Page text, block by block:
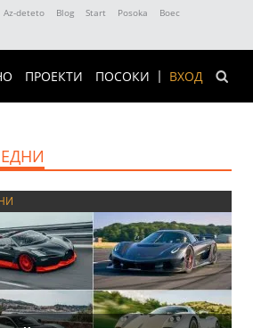
Az-deteto Blog Start Posoka
Boec
ВХОД
ПРОЕКТИ ПОСОКИ